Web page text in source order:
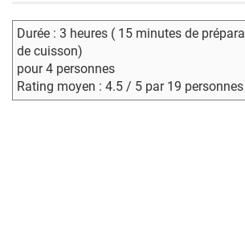
Durée : 3 heures ( 15 minutes de
de cuisson)
pour 4 personnes
Rating moyen : 4.5 / 5 par 19 personnes